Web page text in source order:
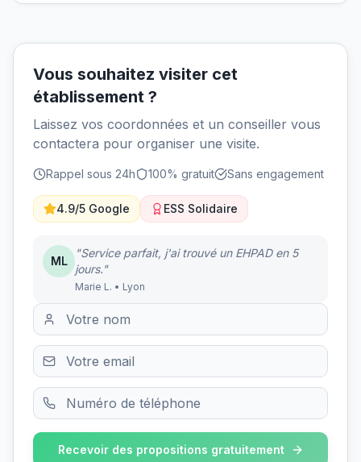
Vous souhaitez visiter cet
établissement ?
Laissez vos coordonnées et un conseiller vous
contactera pour organiser une visite.
Rappel sous 24h 100% gratuit Sans engagement
4.9/5 Google ESS Solidaire
ML
"Service parfait, j'ai trouvé un EHPAD en 5
jours."
Marie L. • Lyon
Recevoir des propositions gratuitement